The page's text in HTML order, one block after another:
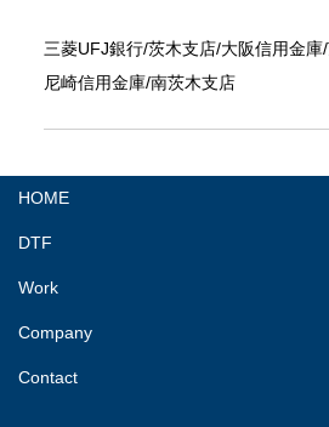
三菱UFJ銀行/茨木支店/大阪信用金庫
尼崎信用金庫/南茨木支店
HOME
DTF
Work
Company
Contact